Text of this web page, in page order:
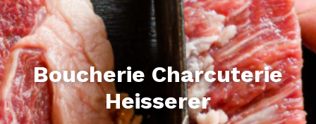
Boucherie Charcuterie
Heisserer